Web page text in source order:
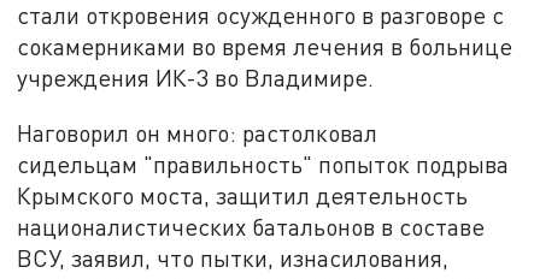
стали откровения осужденного в разговоре с
сокамерниками во время лечения в больнице
учреждения ИК-3 во Владимире.
Наговорил он много: растолковал
сидельцам "правильность" попыток подрыва
Крымского моста, защитил деятельность
националистических батальонов в составе
ВСУ, заявил, что пытки, изнасилования,